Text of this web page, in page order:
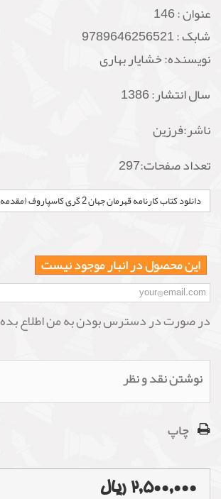
عنوان :146
شابک :9789646256521
نویسنده: خشایار بهاری
سال انتشار: 1386
ناشر:فرزین
تعداد صفحات:297
دانلود کتاب کارنامه قهرمان جهان 2 گری کاسپاروف (مقدمه و فهرست)
این محصول در انبار موجود نیست
در صورت در دسترس بودن به من اطلاع بده
نوشتن نقد و نظر
چاپ
2,500,000 ریال